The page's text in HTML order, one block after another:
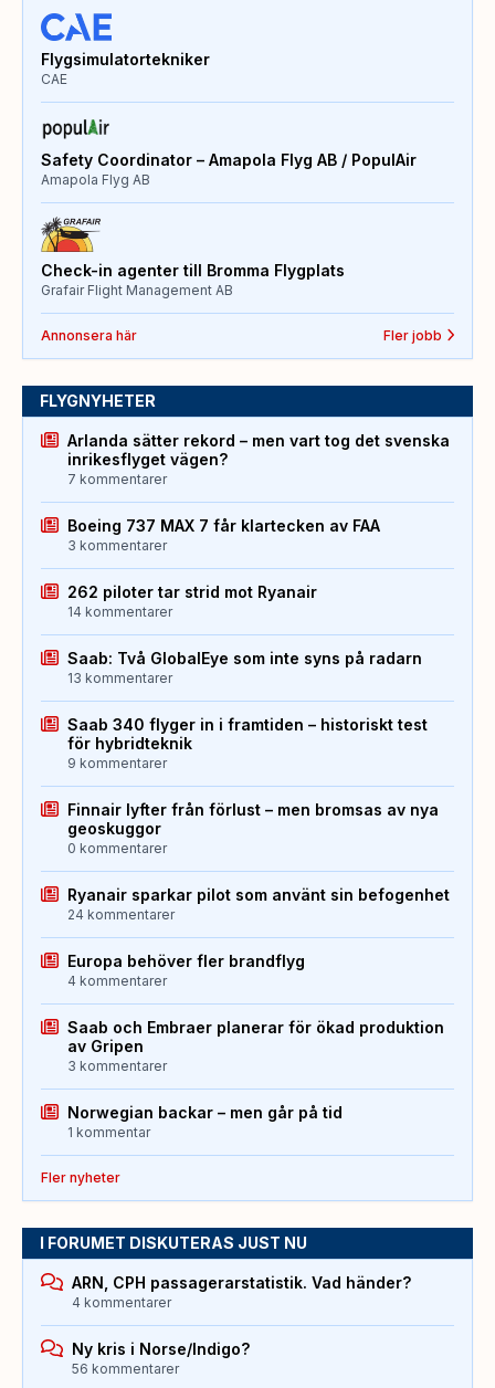
Flygsimulatortekniker
CAE
Safety Coordinator – Amapola Flyg AB / PopulAir
Amapola Flyg AB
Check-in agenter till Bromma Flygplats
Grafair Flight Management AB
Annonsera här Fler jobb
FLYGNYHETER
Arlanda sätter rekord – men vart tog det svenska
inrikesflyget vägen?
7 kommentarer
Boeing 737 MAX 7 får klartecken av FAA
3 kommentarer
262 piloter tar strid mot Ryanair
14 kommentarer
Saab: Två GlobalEye som inte syns på radarn
13 kommentarer
Saab 340 flyger in i framtiden – historiskt test
för hybridteknik
9 kommentarer
Finnair lyfter från förlust – men bromsas av nya
geoskuggor
0 kommentarer
Ryanair sparkar pilot som använt sin befogenhet
24 kommentarer
Europa behöver fler brandflyg
4 kommentarer
Saab och Embraer planerar för ökad produktion
av Gripen
3 kommentarer
Norwegian backar – men går på tid
1 kommentar
Fler nyheter
I FORUMET DISKUTERAS JUST NU
ARN, CPH passagerarstatistik. Vad händer?
4 kommentarer
Ny kris i Norse/Indigo?
56 kommentarer